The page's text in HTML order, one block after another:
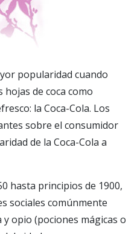
popularidad cuando
de coca como
la Coca-Cola. Los
sobre el consumidor
de la Coca-Cola a
hasta principios de 1900,
sociales comúnmente
opio (pociones mágicas o